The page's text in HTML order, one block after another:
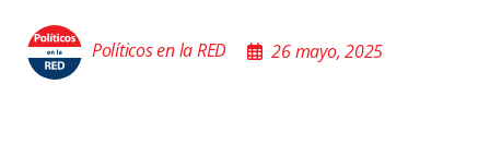
Políticos en la RED 26 mayo, 2025